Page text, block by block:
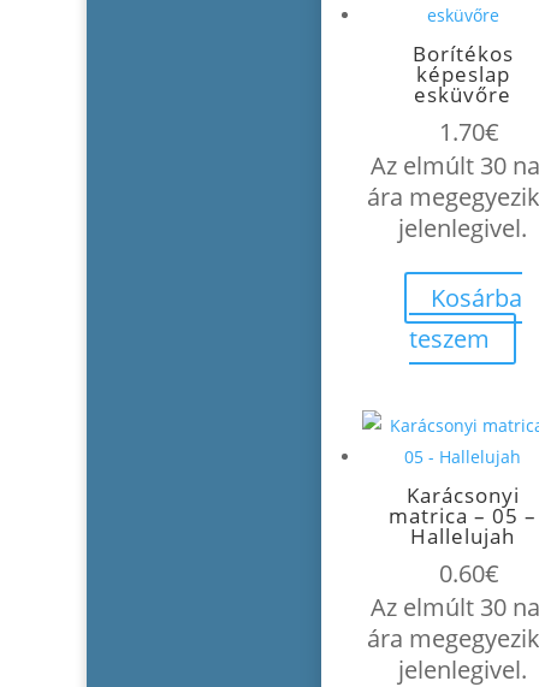
Borítékos
képeslap
esküvőre
1.70€
Az elmúlt 30
ára
jelenlegivel.
Kosárba
teszem
Karácsonyi
matrica – 05 –
Hallelujah
0.60€
Az elmúlt 30
ára
jelenlegivel.